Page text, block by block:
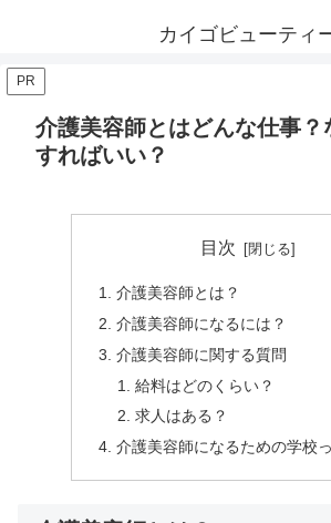
カイゴビューティ
PR
介護美容師とはどんな仕事？
すればいい？
目次
介護美容師とは？
介護美容師になるには？
介護美容師に関する質問
給料はどのくらい？
求人はある？
介護美容師になるための学校